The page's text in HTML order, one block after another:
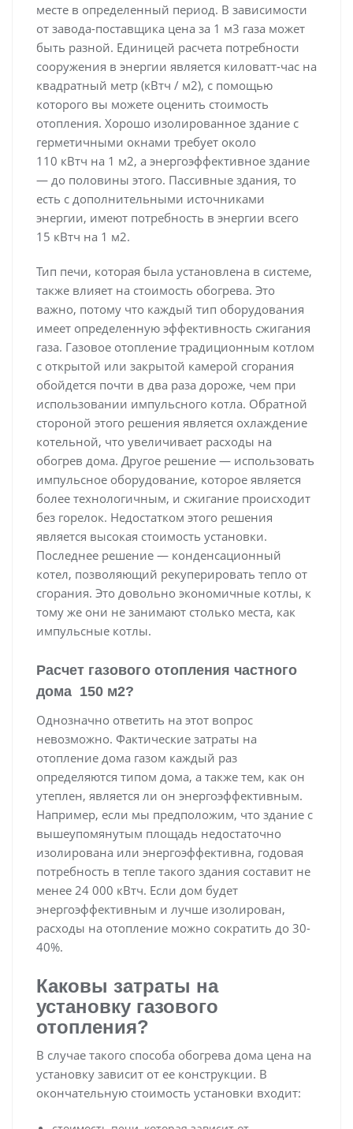
месте в определенный период. В зависимости
от завода-поставщика цена за 1 м3 газа может
быть разной. Единицей расчета потребности
сооружения в энергии является киловатт-час на
квадратный метр (кВтч / м2), с помощью
которого вы можете оценить стоимость
отопления. Хорошо изолированное здание с
герметичными окнами требует около
110 кВтч на 1 м2, а энергоэффективное здание
— до половины этого. Пассивные здания, то
есть с дополнительными источниками
энергии, имеют потребность в энергии всего
15 кВтч на 1 м2.
Тип печи, которая была установлена ​​в системе,
также влияет на стоимость обогрева. Это
важно, потому что каждый тип оборудования
имеет определенную эффективность сжигания
газа. Газовое отопление традиционным котлом
с открытой или закрытой камерой сгорания
обойдется почти в два раза дороже, чем при
использовании импульсного котла. Обратной
стороной этого решения является охлаждение
котельной, что увеличивает расходы на
обогрев дома. Другое решение — использовать
импульсное оборудование, которое является
более технологичным, и сжигание происходит
без горелок. Недостатком этого решения
является высокая стоимость установки.
Последнее решение — конденсационный
котел, позволяющий рекуперировать тепло от
сгорания. Это довольно экономичные котлы, к
тому же они не занимают столько места, как
импульсные котлы.
Расчет газового отопления частного
дома 150 м2?
Однозначно ответить на этот вопрос
невозможно. Фактические затраты на
отопление дома газом каждый раз
определяются типом дома, а также тем, как он
утеплен, является ли он энергоэффективным.
Например, если мы предположим, что здание с
вышеупомянутым площадь недостаточно
изолирована или энергоэффективна, годовая
потребность в тепле такого здания составит не
менее 24 000 кВтч. Если дом будет
энергоэффективным и лучше изолирован,
расходы на отопление можно сократить до 30-
40%.
Каковы затраты на
установку газового
отопления?
В случае такого способа обогрева дома цена на
установку зависит от ее конструкции. В
окончательную стоимость установки входит: